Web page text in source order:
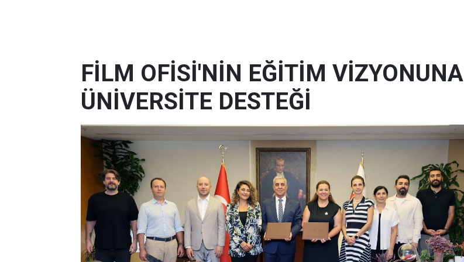
FİLM OFİSİ'NİN EĞİTİM VİZYONUNA
ÜNİVERSİTE DESTEĞİ